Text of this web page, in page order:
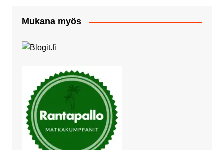
Mukana myös